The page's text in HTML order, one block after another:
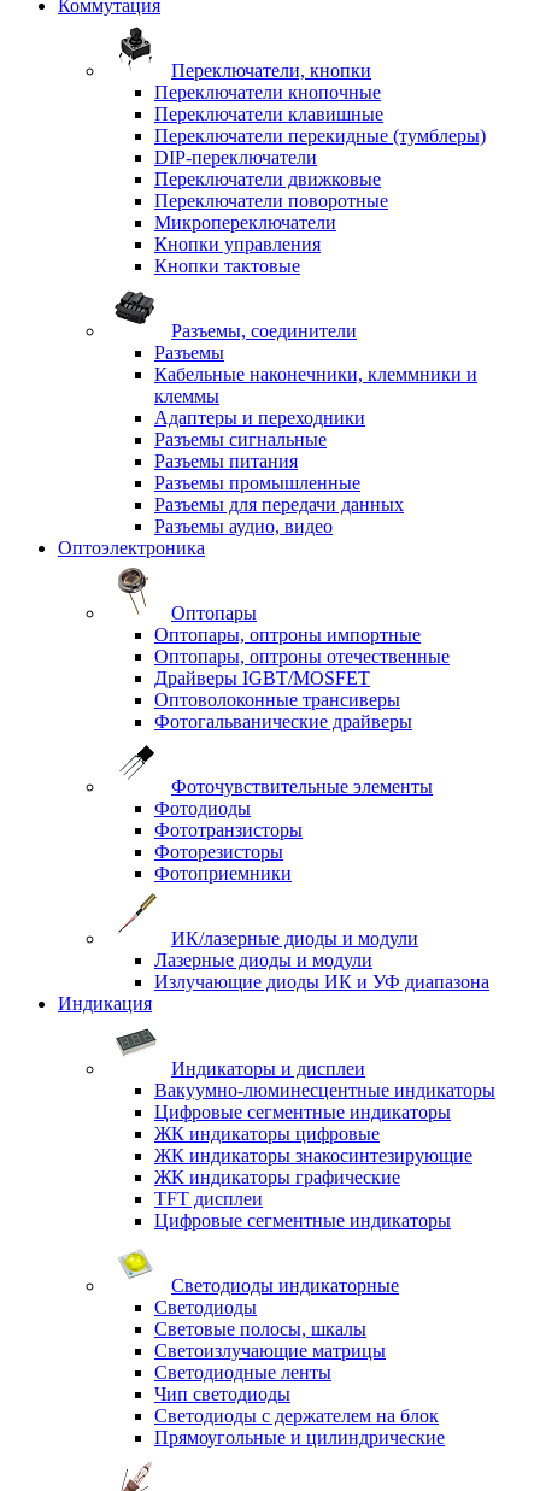
Коммутация
Переключатели, кнопки
Переключатели кнопочные
Переключатели клавишные
Переключатели перекидные (тумблеры)
DIP-переключатели
Переключатели движковые
Переключатели поворотные
Микропереключатели
Кнопки управления
Кнопки тактовые
Разъемы, соединители
Разъемы
Кабельные наконечники, клеммники и
клеммы
Адаптеры и переходники
Разъемы сигнальные
Разъемы питания
Разъемы промышленные
Разъемы для передачи данных
Разъемы аудио, видео
Оптоэлектроника
Оптопары
Оптопары, оптроны импортные
Оптопары, оптроны отечественные
Драйверы IGBT/MOSFET
Оптоволоконные трансиверы
Фотогальванические драйверы
Фоточувствительные элементы
Фотодиоды
Фототранзисторы
Фоторезисторы
Фотоприемники
ИК/лазерные диоды и модули
Лазерные диоды и модули
Излучающие диоды ИК и УФ диапазона
Индикация
Индикаторы и дисплеи
Вакуумно-люминесцентные индикаторы
Цифровые сегментные индикаторы
ЖК индикаторы цифровые
ЖК индикаторы знакосинтезирующие
ЖК индикаторы графические
TFT дисплеи
Цифровые сегментные индикаторы
Светодиоды индикаторные
Светодиоды
Световые полосы, шкалы
Светоизлучающие матрицы
Светодиодные ленты
Чип светодиоды
Светодиоды с держателем на блок
Прямоугольные и цилиндрические